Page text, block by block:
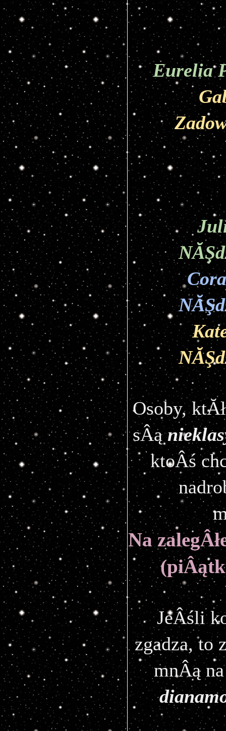
Eurelia
Osoby,
sÂą
ktoÂś
Na
JeÂśli
zgadza, to